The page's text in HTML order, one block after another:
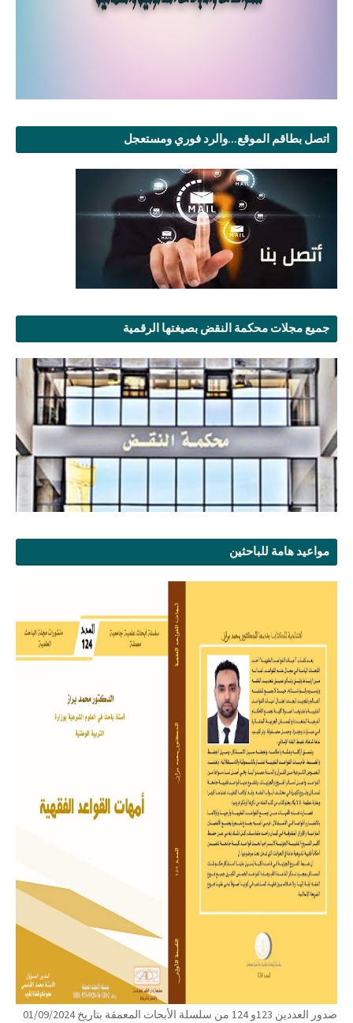
اتصل بطاقم الموقع...والرد فوري ومستعجل
جميع مجلات محكمة النقض بصيغتها الرقمية
مواعيد هامة للباحثين
صدور العددين 123و 124 من سلسلة الأبحاث المعمقة بتاريخ 01/09/2024